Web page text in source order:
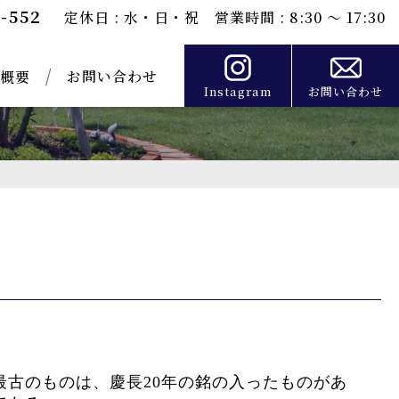
552 定休日 : 水・日・祝 営業時間 : 8:30 ～ 17:30
要 お問い合わせ
Instagram お問い合わせ
のものは、慶長20年の銘の入ったものがあ